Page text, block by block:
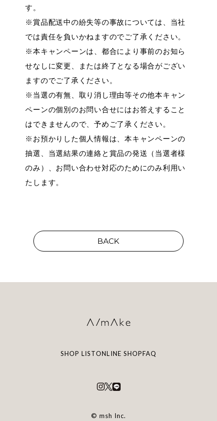
す。
※賞品配送中の紛失等の事故については、当社
では責任を負いかねますのでご了承ください。
※本キャンペーンは、都合により事前のお知ら
せなしに変更、または終了となる場合がござい
ますのでご了承ください。
※当選の有無、取り消し理由等その他本キャン
ペーンの個別のお問い合せにはお答えすること
はできませんので、予めご了承ください。
※お預かりした個人情報は、本キャンペーンの
抽選、当選結果の連絡と賞品の発送（当選者様
のみ）、お問い合わせ対応のためにのみ利用い
たします。
BACK
SHOP LISTONLINE SHOPFAQ
© msh Inc.